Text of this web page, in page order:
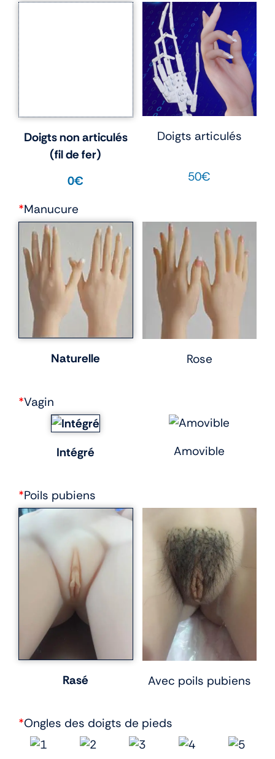
Doigts non articulés
(fil de fer)
0€
Doigts articulés
50€
*Manucure
Naturelle Rose
*Vagin
Intégré Amovible
*Poils pubiens
Rasé Avec poils pubiens
*Ongles des doigts de pieds